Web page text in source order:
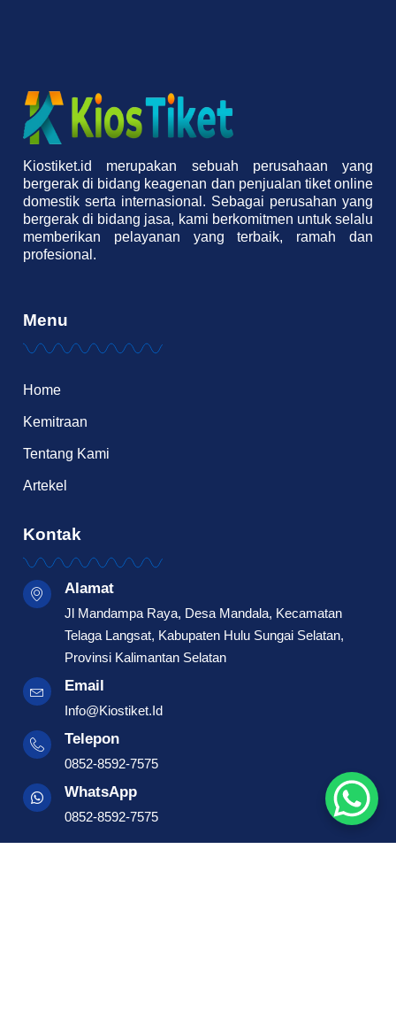
Kiostiket.id merupakan sebuah perusahaan yang
bergerak di bidang keagenan dan penjualan tiket online
domestik serta internasional. Sebagai perusahan yang
bergerak di bidang jasa, kami berkomitmen untuk selalu
memberikan pelayanan yang terbaik, ramah dan
profesional.
Menu
Home
Kemitraan
Tentang Kami
Artekel
Kontak
Alamat
Jl Mandampa Raya, Desa Mandala, Kecamatan
Telaga Langsat, Kabupaten Hulu Sungai Selatan,
Provinsi Kalimantan Selatan
Email
Info@Kiostiket.id
Telepon
0852-8592-7575
WhatsApp
0852-8592-7575